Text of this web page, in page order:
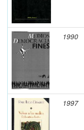
1990
1997